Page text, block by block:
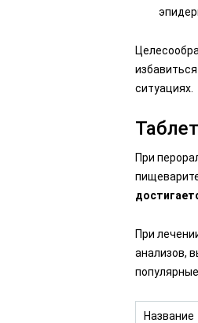
ситуациях.
При
При
анализов,
Название